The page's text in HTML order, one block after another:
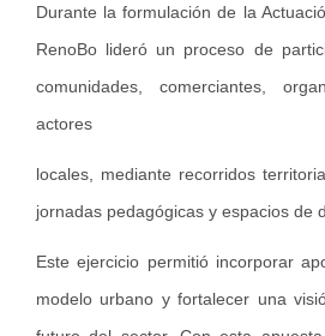
Durante la formulación de la
RenoBo lideró un proceso de
comunidades, comerciantes,
actores
locales, mediante recorridos
jornadas pedagógicas y espacios de
Este ejercicio permitió incorporar
modelo urbano y fortalecer una